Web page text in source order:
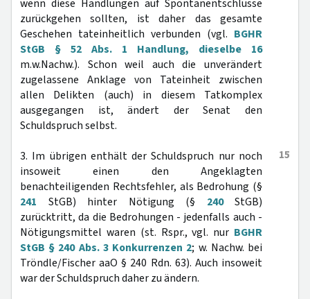
wenn diese Handlungen auf Spontanentschlüsse
zurückgehen sollten, ist daher das gesamte
Geschehen tateinheitlich verbunden (vgl. BGHR
StGB § 52 Abs. 1 Handlung, dieselbe 16
m.w.Nachw.). Schon weil auch die unverändert
zugelassene Anklage von Tateinheit zwischen
allen Delikten (auch) in diesem Tatkomplex
ausgegangen ist, ändert der Senat den
Schuldspruch selbst.
15
3. Im übrigen enthält der Schuldspruch nur noch
insoweit einen den Angeklagten
benachteiligenden Rechtsfehler, als Bedrohung (§
241 StGB) hinter Nötigung (§ 240StGB)
zurücktritt, da die Bedrohungen - jedenfalls auch -
Nötigungsmittel waren (st. Rspr., vgl. nur BGHR
StGB § 240 Abs. 3 Konkurrenzen 2; w. Nachw. bei
Tröndle/Fischer aaO § 240 Rdn. 63). Auch insoweit
war der Schuldspruch daher zu ändern.